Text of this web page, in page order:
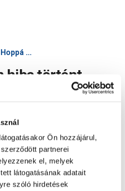
Ön hozzájárul,
partnerei
el, melyek
látogatásának adatait
szóló hirdetések
Hoppá ...
hiba történt
újratöltése